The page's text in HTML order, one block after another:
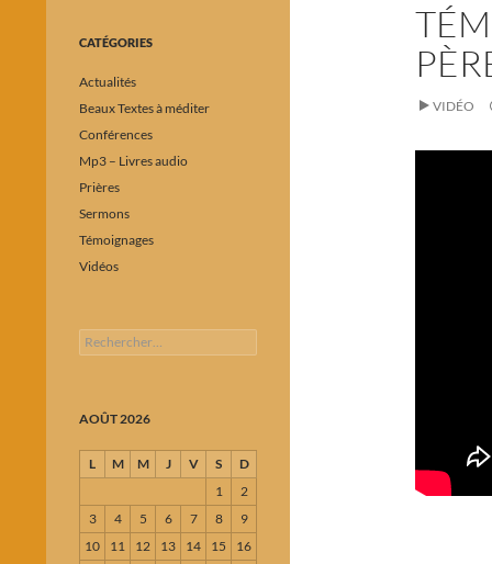
VIDÉO
CATÉGORIES
Actualités
Beaux Textes à méditer
Conférences
Mp3 – Livres audio
Prières
Sermons
Témoignages
Vidéos
Rechercher :
AOÛT 2026
L M M J V S
D
1
2
3
4 5 6 7 8
9
10
11 12 13 14 15
16